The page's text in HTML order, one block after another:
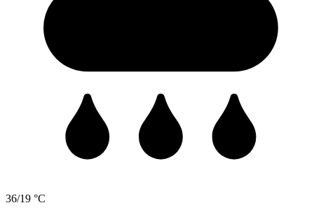
36/19 °C